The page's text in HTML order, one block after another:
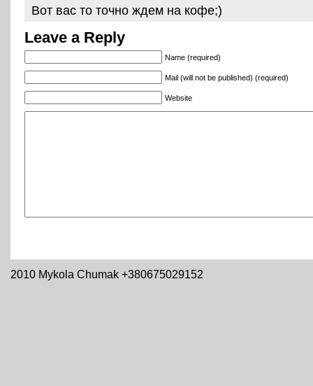
Вот вас то точно ждем на кофе;)
Leave a Reply
Name (required)
Mail (will not be published) (required)
Website
2010 Mykola Chumak +380675029152